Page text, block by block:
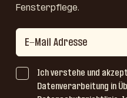
Fensterpflege.
Ich verstehe und
Datenverarbeitung in